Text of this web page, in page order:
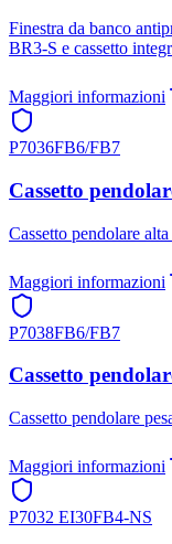
Finestra da banco
BR3-S e cassetto
Maggiori informazioni
P7036FB6/FB7
Cassetto
Cassetto pendolare
Maggiori informazioni
P7038FB6/FB7
Cassetto
Cassetto pendolare
Maggiori informazioni
P7032 EI30FB4-NS